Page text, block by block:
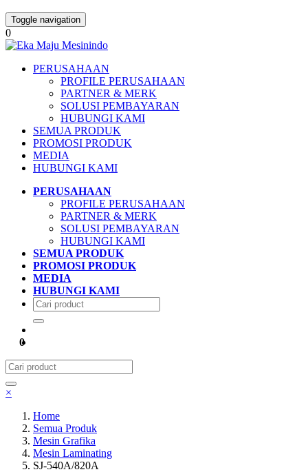
Toggle navigation
0
PERUSAHAAN
PROFILE PERUSAHAAN
PARTNER & MERK
SOLUSI PEMBAYARAN
HUBUNGI KAMI
SEMUA PRODUK
PROMOSI PRODUK
MEDIA
HUBUNGI KAMI
PERUSAHAAN
PROFILE PERUSAHAAN
PARTNER & MERK
SOLUSI PEMBAYARAN
HUBUNGI KAMI
SEMUA PRODUK
PROMOSI PRODUK
MEDIA
HUBUNGI KAMI
0
×
Home
Semua Produk
Mesin Grafika
Mesin Laminating
SJ-540A/820A